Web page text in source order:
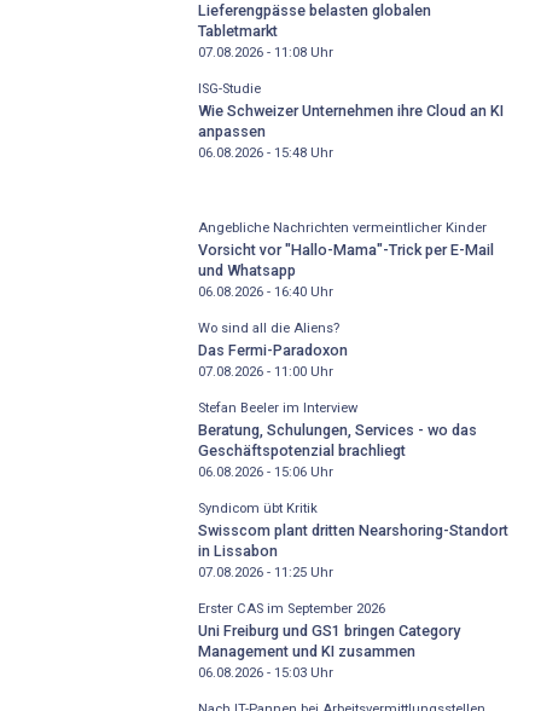
Lieferengpässe belasten globalen
Tabletmarkt
07.08.2026 - 11:08Uhr
ISG-Studie
Wie Schweizer Unternehmen ihre Cloud an KI
anpassen
06.08.2026 - 15:48Uhr
Angebliche Nachrichten vermeintlicher Kinder
Vorsicht vor "Hallo-Mama"-Trick per E-Mail
und Whatsapp
06.08.2026 - 16:40Uhr
Wo sind all die Aliens?
Das Fermi-Paradoxon
07.08.2026 - 11:00Uhr
Stefan Beeler im Interview
Beratung, Schulungen, Services - wo das
Geschäftspotenzial brachliegt
06.08.2026 - 15:06Uhr
Syndicom übt Kritik
Swisscom plant dritten Nearshoring-Standort
in Lissabon
07.08.2026 - 11:25Uhr
Erster CAS im September 2026
Uni Freiburg und GS1 bringen Category
Management und KI zusammen
06.08.2026 - 15:03Uhr